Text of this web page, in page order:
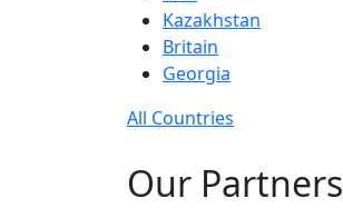
Kazakhstan
Britain
Georgia
All Countries
Our Partners